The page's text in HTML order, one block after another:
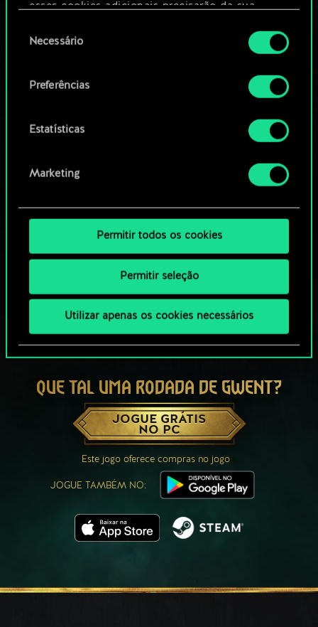
esses cookies adicionais precisarão da sua
Você encontrará todos os detalhes sobre o uso
de cookies e poderá ajustar as suas preferências
no menu "Configurações" abaixo.
deNecessário
Preferências
Estatísticas
Marketing
Permitir todos os cookies
Permitir seleção
Utilizar apenas os cookies necessários
Navegue pelos baralhos da
QUE TAL UMA RODADA DE GWENT?
JOGUE GRÁTIS
NO PC
Este jogo oferece compras no jogo
JOGUE TAMBÉM NO: